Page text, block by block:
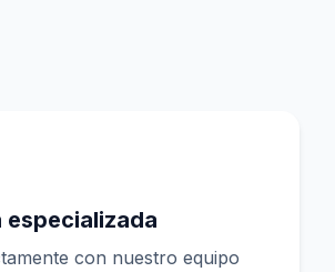
especializada
con nuestro equipo